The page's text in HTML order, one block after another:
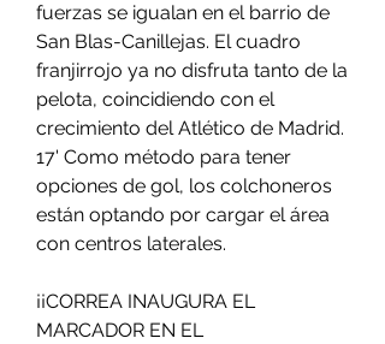
fuerzas se igualan en el barrio de
San Blas-Canillejas. El cuadro
franjirrojo ya no disfruta tanto de la
pelota, coincidiendo con el
crecimiento del Atlético de Madrid.
17' Como método para tener
opciones de gol, los colchoneros
están optando por cargar el área
con centros laterales.
¡¡CORREA INAUGURA EL
MARCADOR EN EL